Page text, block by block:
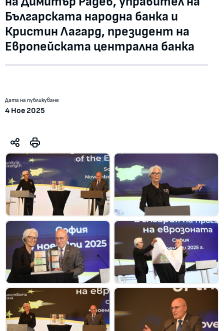
Българската народна банка и
Кристин Лагард, президент на
Европейската централна банка
Дата на публикуване
4 Ное 2025